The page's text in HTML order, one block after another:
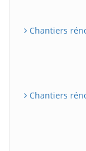
Chantiers
Chantiers